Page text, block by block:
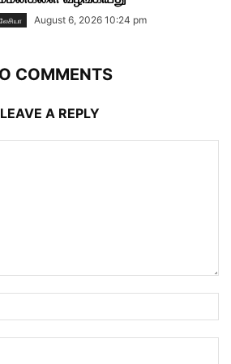
August 6, 2026 10:24 pm
COMMENTS
LEAVE A REPLY